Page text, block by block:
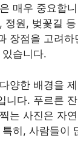
매우 중요합
정원, 벚꽃길
장점을 고려하
습니다.
양한 배경을
니다. 푸르른
는 사진은 자
히, 사람들이